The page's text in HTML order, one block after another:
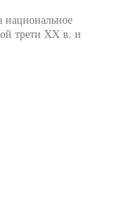
национальное
трети XX в. и